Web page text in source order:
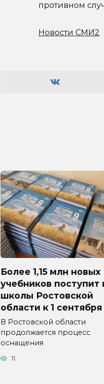
противном
Новости СМИ2
Более 1,15 млн новых
учебников поступит
школы Ростовской
области к 1 сентября
В Ростовской области
продолжается процесс
оснащения
11